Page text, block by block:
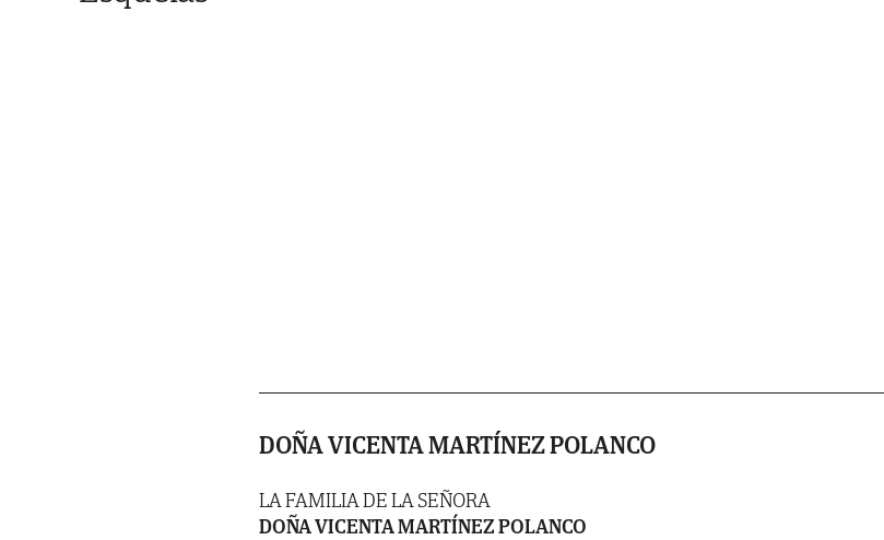
DOÑA VICENTA MARTÍNEZ POLANCO
LA FAMILIA DE LA SEÑORA
DOÑA VICENTA MARTÍNEZ POLANCO